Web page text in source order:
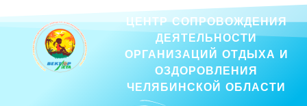
ЦЕНТР СОПРОВОЖДЕНИЯ
ДЕЯТЕЛЬНОСТИ
ОРГАНИЗАЦИЙ ОТДЫХА И
ОЗДОРОВЛЕНИЯ
ЧЕЛЯБИНСКОЙ ОБЛАСТИ